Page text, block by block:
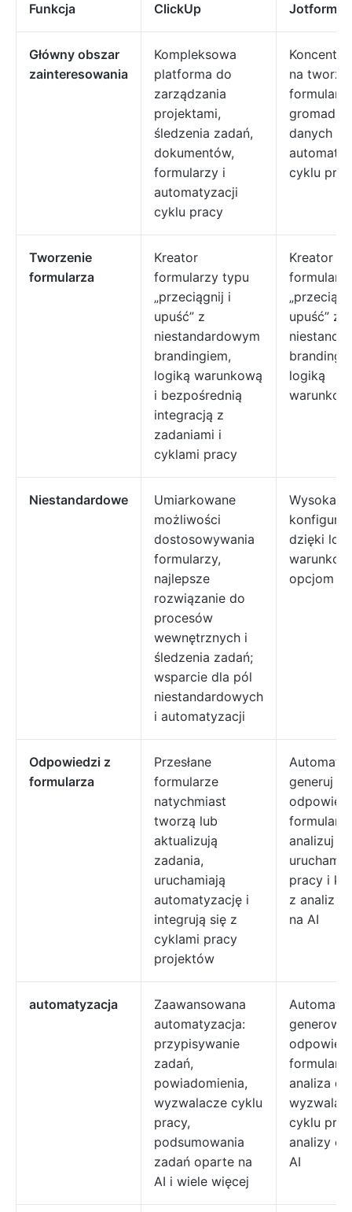
Funkcja ClickUp Jotform
Główny obszar
zainteresowania
Kompleksowa
platforma do
zarządzania
projektami,
śledzenia zadań,
dokumentów,
formularzy i
automatyzacji
cyklu pracy
na
danych i
cyklu
Tworzenie
formularza
Kreator
formularzy typu
„przeciągnij i
upuść” z
niestandardowym
brandingiem,
logiką warunkową
i bezpośrednią
integracją z
zadaniami i
cyklami pracy
Kreator
upuść” z
logiką
Niestandardowe
Umiarkowane
możliwości
dostosowywania
formularzy,
najlepsze
rozwiązanie do
procesów
wewnętrznych i
śledzenia zadań;
wsparcie dla pól
niestandardowych
i automatyzacji
Wysoka
dzięki
opcjom
Odpowiedzi z
formularza
Przesłane
formularze
natychmiast
tworzą lub
aktualizują
zadania,
uruchamiają
automatyzację i
integrują się z
cyklami pracy
projektów
generuj
analizuj
pracy i
z analiz
na AI
automatyzacja
Zaawansowana
automatyzacja:
przypisywanie
zadań,
powiadomienia,
wyzwalacze cyklu
pracy,
podsumowania
zadań oparte na
AI i wiele więcej
analiza
cyklu
analizy
AI